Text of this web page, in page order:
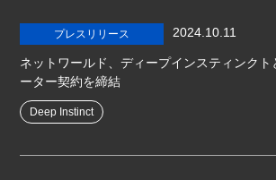
プレスリリース 2024.10.11
ネットワールド、ディープインスティンクト
ーター契約を締結
Deep Instinct